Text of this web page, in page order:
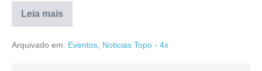
Leia mais
Arquivado em: Eventos Noticias Topo - 4x